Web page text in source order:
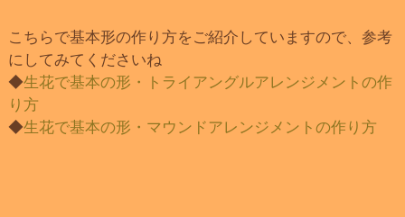
こちらで基本形の作り方をご紹介していますので、参考
にしてみてくださいね
◆生花で基本の形・トライアングルアレンジメントの作
り方
◆生花で基本の形・マウンドアレンジメントの作り方